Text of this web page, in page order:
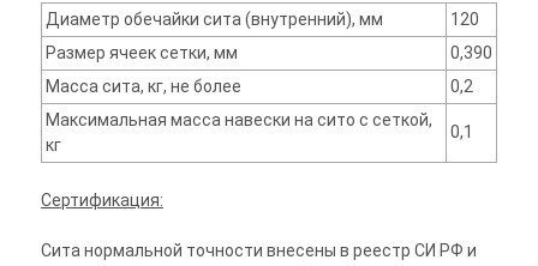
Диаметр обечайки сита (внутренний), мм
120
Размер ячеек сетки, мм
0,390
Масса сита, кг, не более
0,2
Максимальная масса навески на сито с сеткой,
кг
0,1
Сертификация:
Сита нормальной точности внесены в реестр СИ РФ и